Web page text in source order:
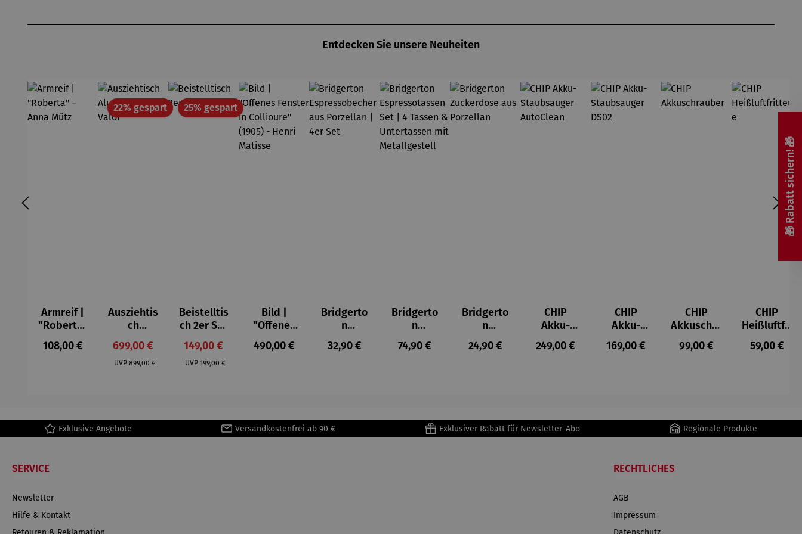
dir zu
Hause. Wir
Entdecken Sie unsere Neuheiten
Armreif |
"Roberta"
– Anna
Mütz
Regulärer Preis:
108,00 €
22% gespartRabatt
Ausziehtis
ch
Aluminium
– Valor
Verkaufspreis:
699,00 €
UVP Regulärer Preis:
899,00 €
25% gespartRabatt
Beistelltis
ch 2er Set
– Dalias
Verkaufspreis:
149,00 €
UVP Regulärer Preis:
199,00 €
Bild |
"Offenes
Fenster in
Collioure"
Regulärer Preis:
490,00 €
Bridgerto
n
Espresso
becher
Regulärer Preis:
32,90 €
Bridgerto
n
Espressot
assen Set
Metallges
Regulärer Preis:
74,90 €
Bridgerto
n
Zuckerdo
se aus
Regulärer Preis:
24,90 €
CHIP
Akku-
Staubsau
ger
Regulärer Preis:
249,00 €
CHIP
Akku-
Staubsau
ger DS02
Regulärer Preis:
169,00 €
CHIP
Akkuschra
uber
Regulärer Preis:
99,00 €
CHIP
Heißluftfri
tteuse
Regulärer
59,00 €
Exklusive Angebote Versandkostenfrei ab 90 € Exklusiver Rabatt für Newsletter-Abo Regionale Produkte
SERVICE
Newsletter
Hilfe & Kontakt
RECHTLICHES
AGB
Impressum
🎁 Rabatt sichern! 🎁